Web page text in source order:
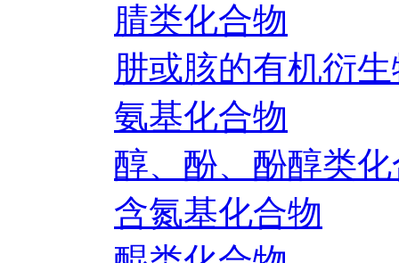
腈类化合物
肼或胲的有机衍
氨基化合物
醇、酚、酚醇类
含氮基化合物